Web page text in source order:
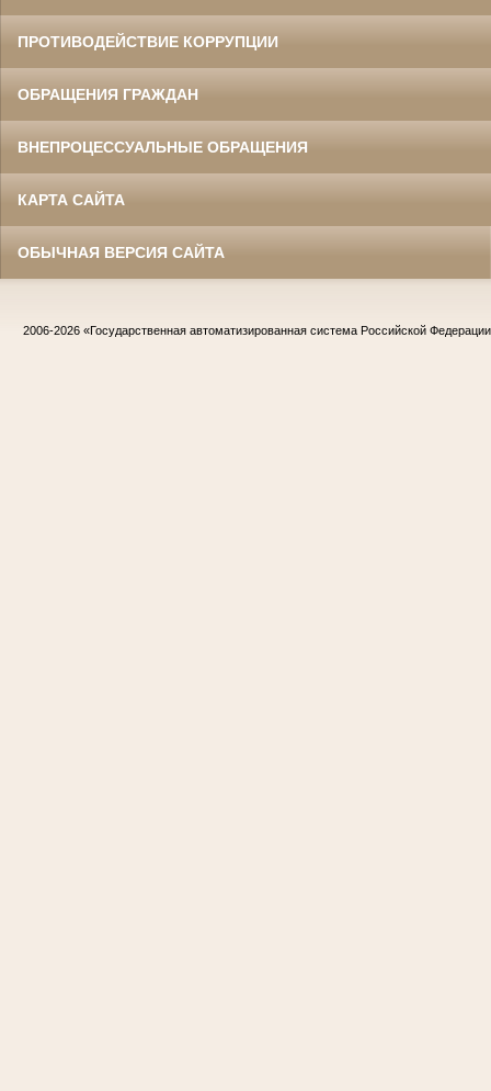
ПРОТИВОДЕЙСТВИЕ КОРРУПЦИИ
ОБРАЩЕНИЯ ГРАЖДАН
ВНЕПРОЦЕССУАЛЬНЫЕ ОБРАЩЕНИЯ
КАРТА САЙТА
ОБЫЧНАЯ ВЕРСИЯ САЙТА
2006-2026 «Государственная автоматизированная система Российской